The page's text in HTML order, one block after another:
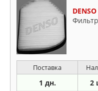
Поставка
1 дн. 2